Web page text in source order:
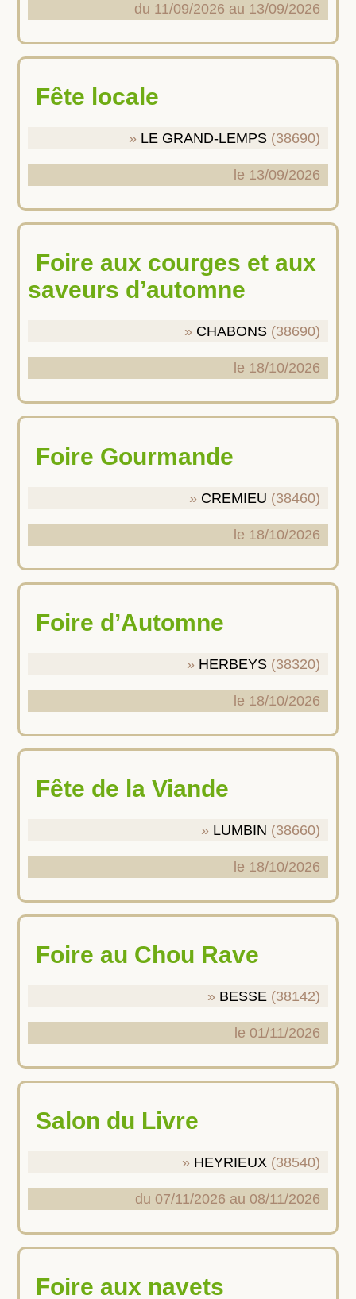
du 11/09/2026 au 13/09/2026
Fête locale
LE GRAND-LEMPS (38690)
le 13/09/2026
Foire aux courges et aux
saveurs d’automne
CHABONS (38690)
le 18/10/2026
Foire Gourmande
CREMIEU (38460)
le 18/10/2026
Foire d’Automne
HERBEYS (38320)
le 18/10/2026
Fête de la Viande
LUMBIN (38660)
le 18/10/2026
Foire au Chou Rave
BESSE (38142)
le 01/11/2026
Salon du Livre
HEYRIEUX (38540)
du 07/11/2026 au 08/11/2026
Foire aux navets